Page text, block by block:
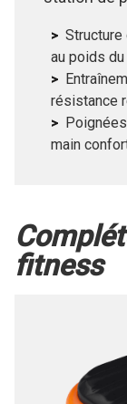
station de
au poids du
résistance
fitness